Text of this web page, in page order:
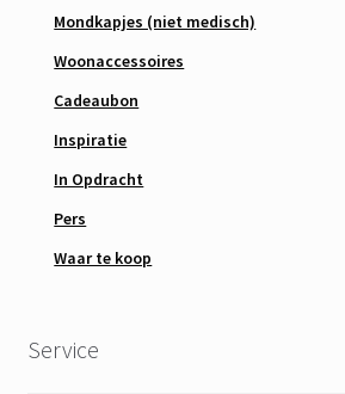
Mondkapjes (niet medisch)
Woonaccessoires
Cadeaubon
Inspiratie
In Opdracht
Pers
Waar te koop
Service